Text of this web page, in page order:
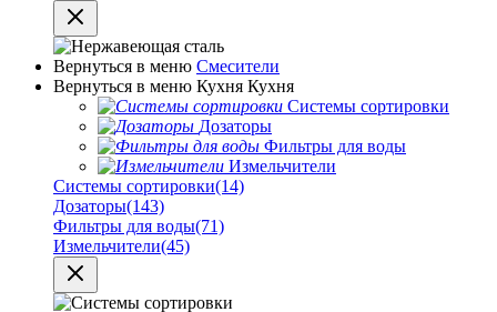
Вернуться в меню Смесители
Вернуться в меню Кухня Кухня
Системы сортировки
Дозаторы
Фильтры для воды
Измельчители
Системы сортировки(14)
Дозаторы(143)
Фильтры для воды(71)
Измельчители(45)